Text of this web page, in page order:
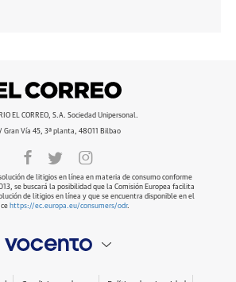
EL CORREO, S.A. Sociedad Unipersonal.
Gran Vía 45, 3ª planta, 48011 Bilbao
de litigios en línea en materia de consumo conforme
se buscará la posibilidad que la Comisión Europea facilita
de litigios en línea y que se encuentra disponible en el
https://ec.europa.eu/consumers/odr.